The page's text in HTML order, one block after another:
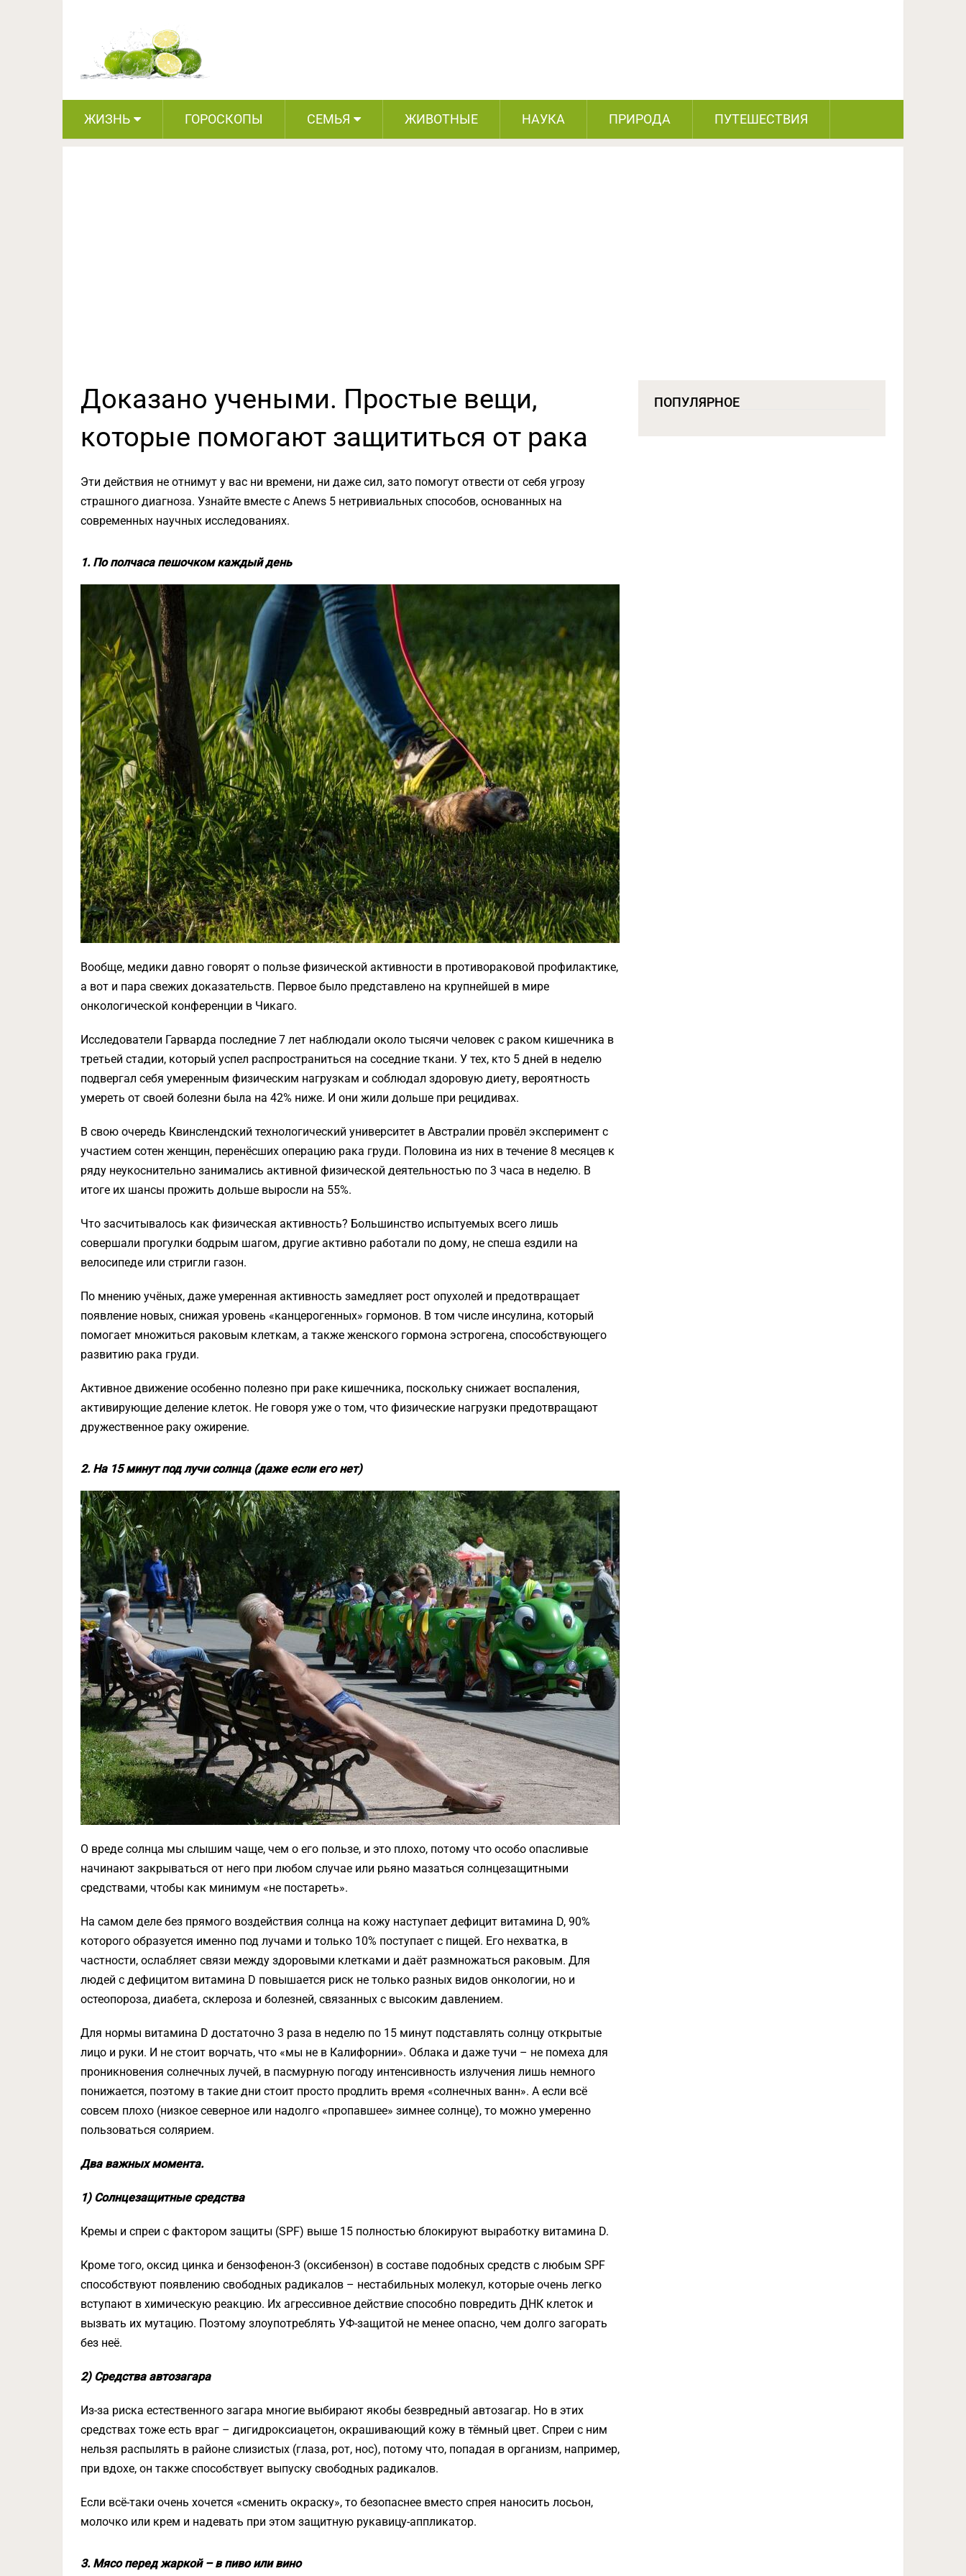
ЖИЗНЬ ГОРОСКОПЫ СЕМЬЯ ЖИВОТНЫЕ НАУКА ПРИРОДА ПУТЕШЕСТВИЯ
Доказано учеными. Простые вещи,
которые помогают защититься от рака
Эти действия не отнимут у вас ни времени, ни даже сил, зато помогут отвести от себя угрозу
страшного диагноза. Узнайте вместе с Anews 5 нетривиальных способов, основанных на
современных научных исследованиях.
1. По полчаса пешочком каждый день
Вообще, медики давно говорят о пользе физической активности в противораковой профилактике,
а вот и пара свежих доказательств. Первое было представлено на крупнейшей в мире
онкологической конференции в Чикаго.
Исследователи Гарварда последние 7 лет наблюдали около тысячи человек с раком кишечника в
третьей стадии, который успел распространиться на соседние ткани. У тех, кто 5 дней в неделю
подвергал себя умеренным физическим нагрузкам и соблюдал здоровую диету, вероятность
умереть от своей болезни была на 42% ниже. И они жили дольше при рецидивах.
В свою очередь Квинслендский технологический университет в Австралии провёл эксперимент с
участием сотен женщин, перенёсших операцию рака груди. Половина из них в течение 8 месяцев к
ряду неукоснительно занимались активной физической деятельностью по 3 часа в неделю. В
итоге их шансы прожить дольше выросли на 55%.
Что засчитывалось как физическая активность? Большинство испытуемых всего лишь
совершали прогулки бодрым шагом, другие активно работали по дому, не спеша ездили на
велосипеде или стригли газон.
По мнению учёных, даже умеренная активность замедляет рост опухолей и предотвращает
появление новых, снижая уровень «канцерогенных» гормонов. В том числе инсулина, который
помогает множиться раковым клеткам, а также женского гормона эстрогена, способствующего
развитию рака груди.
Активное движение особенно полезно при раке кишечника, поскольку снижает воспаления,
активирующие деление клеток. Не говоря уже о том, что физические нагрузки предотвращают
дружественное раку ожирение.
2. На 15 минут под лучи солнца (даже если его нет)
О вреде солнца мы слышим чаще, чем о его пользе, и это плохо, потому что особо опасливые
начинают закрываться от него при любом случае или рьяно мазаться солнцезащитными
средствами, чтобы как минимум «не постареть».
На самом деле без прямого воздействия солнца на кожу наступает дефицит витамина D, 90%
которого образуется именно под лучами и только 10% поступает с пищей. Его нехватка, в
частности, ослабляет связи между здоровыми клетками и даёт размножаться раковым. Для
людей с дефицитом витамина D повышается риск не только разных видов онкологии, но и
остеопороза, диабета, склероза и болезней, связанных с высоким давлением.
Для нормы витамина D достаточно 3 раза в неделю по 15 минут подставлять солнцу открытые
лицо и руки. И не стоит ворчать, что «мы не в Калифорнии». Облака и даже тучи – не помеха для
проникновения солнечных лучей, в пасмурную погоду интенсивность излучения лишь немного
понижается, поэтому в такие дни стоит просто продлить время «солнечных ванн». А если всё
совсем плохо (низкое северное или надолго «пропавшее» зимнее солнце), то можно умеренно
пользоваться солярием.
Два важных момента.
1) Солнцезащитные средства
Кремы и спреи с фактором защиты (SPF) выше 15 полностью блокируют выработку витамина D.
Кроме того, оксид цинка и бензофенон-3 (оксибензон) в составе подобных средств с любым SPF
способствуют появлению свободных радикалов – нестабильных молекул, которые очень легко
вступают в химическую реакцию. Их агрессивное действие способно повредить ДНК клеток и
вызвать их мутацию. Поэтому злоупотреблять УФ-защитой не менее опасно, чем долго загорать
без неё.
2) Средства автозагара
Из-за риска естественного загара многие выбирают якобы безвредный автозагар. Но в этих
средствах тоже есть враг – дигидроксиацетон, окрашивающий кожу в тёмный цвет. Спреи с ним
нельзя распылять в районе слизистых (глаза, рот, нос), потому что, попадая в организм, например,
при вдохе, он также способствует выпуску свободных радикалов.
Если всё-таки очень хочется «сменить окраску», то безопаснее вместо спрея наносить лосьон,
молочко или крем и надевать при этом защитную рукавицу-аппликатор.
3. Мясо перед жаркой – в пиво или вино
ПОПУЛЯРНОЕ